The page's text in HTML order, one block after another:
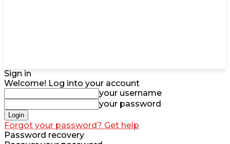
Sign in
Welcome! Log into your account
your username
your password
Forgot your password? Get help
Password recovery